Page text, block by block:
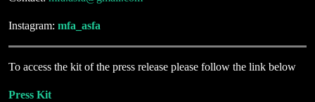
Instagram: mfa_asfa
To access the kit of the press release please follow the link below
Press Kit